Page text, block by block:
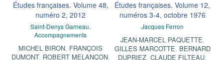
Études françaises. Volume 48,
numéro 2, 2012
Saint-Denys Garneau.
Accompagnements
MICHEL BIRON, FRANÇOIS
DUMONT, ROBERT MELANÇON,
Études françaises. Volume 12,
numéros 3-4, octobre 1976
Jacques Ferron
JEAN-MARCEL PAQUETTE,
GILLES MARCOTTE, BERNARD
DUPRIEZ,CLAUDE FILTEAU,